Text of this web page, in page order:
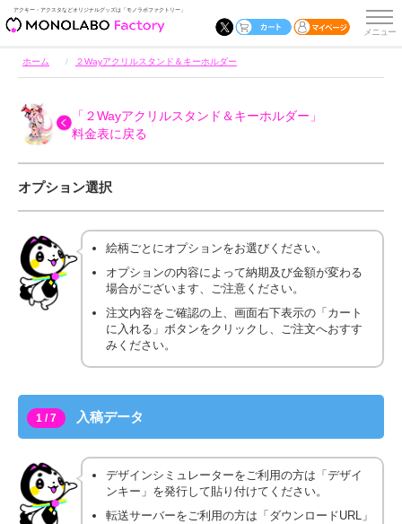
アクキー・アクスタなどオリジナルグッズは「モノラボファクトリー」
ホーム ２Wayアクリルスタンド＆キーホルダー
「２Wayアクリルスタンド＆キーホルダー」
料金表に戻る
オプション選択
絵柄ごとにオプションをお選びください。
オプションの内容によって納期及び金額が変わる
場合がございます、ご注意ください。
注文内容をご確認の上、画面右下表示の「カート
に入れる」ボタンをクリックし、ご注文へおすす
みください。
1 / 7 入稿データ
デザインシミュレーターをご利用の方は「デザイ
ンキー」を発行して貼り付けてください。
転送サーバーをご利用の方は「ダウンロードURL」